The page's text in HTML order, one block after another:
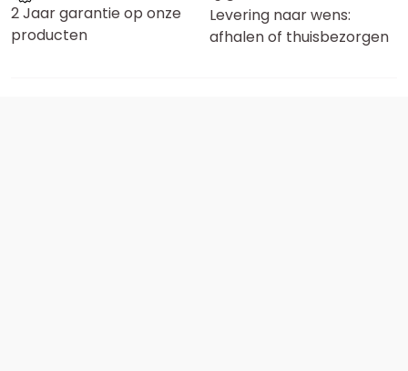
2 Jaar garantie op onze
producten
Levering naar wens:
afhalen of thuisbezorgen